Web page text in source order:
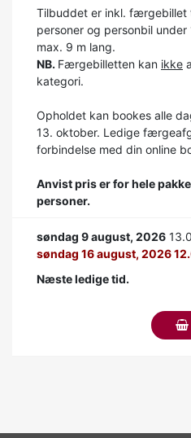
Tilbuddet er inkl.
personer og personbil
max. 9 m lang.
NB. Færgebilletten kan ikke
kategori.
Opholdet kan bookes alle
13. oktober. Ledige
forbindelse med din online
Anvist pris er for hele
personer.
søndag 9 august, 2026
søndag 16 august, 2026
Næste ledige tid.